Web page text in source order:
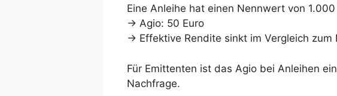
Eine Anleihe hat einen Nennwert von
→ Agio: 50 Euro
→ Effektive Rendite sinkt im Vergleich
Für Emittenten ist das Agio bei Anleihen
Nachfrage.